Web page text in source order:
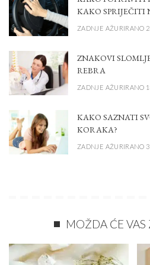
KAKO SPRIJEČITI
ZADNJE AŽURIRANO
ZNAKOVI
REBRA
ZADNJE AŽURIRANO
KAKO SAZNATI
KORAKA?
ZADNJE AŽURIRANO
MOŽDA ĆE VAS